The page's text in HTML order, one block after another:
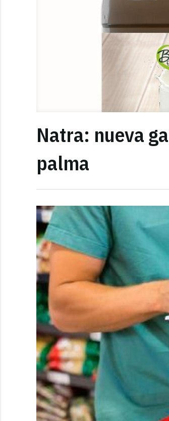
Natra: nueva
palma